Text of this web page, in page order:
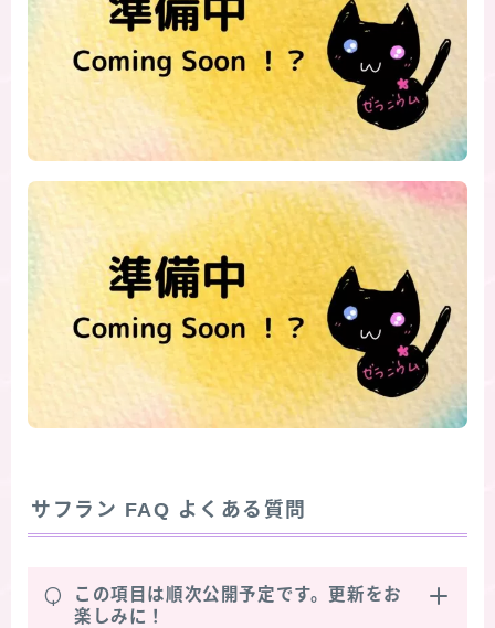
サフラン FAQ よくある質問
Q
この項目は順次公開予定です。更新をお
楽しみに！